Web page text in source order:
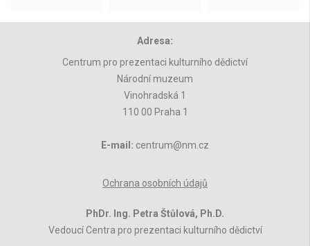
Adresa:
Centrum pro prezentaci kulturního dědictví
Národní muzeum
Vinohradská 1
110 00 Praha 1
E-mail: centrum@nm.cz
Ochrana osobních údajů
PhDr. Ing. Petra Štůlová, Ph.D.
Vedoucí Centra pro prezentaci kulturního dědictví